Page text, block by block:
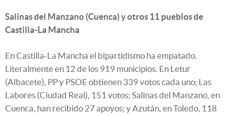
Salinas del Manzano (Cuenca) y otros 11 pueblos de
Castilla-La Mancha
En Castilla-La Mancha el bipartidismo ha empatado.
Literalmente en 12 de los 919 municipios. En Letur
(Albacete), PP y PSOE obtienen 339 votos cada uno; Las
Labores (Ciudad Real), 151 votos; Salinas del Manzano, en
Cuenca, han recibido 27 apoyos; y Azután, en Toledo, 118